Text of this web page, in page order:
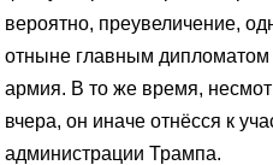
вероятно, преувеличение,
отныне главным дипломатом
армия. В то же время,
вчера, он иначе отнёсся к
администрации Трампа.